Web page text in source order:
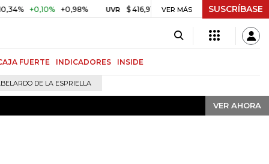
+0,98% UVR $ 416,91 +$ 0,05 +0,01% BITCOIN US$
VER MÁS SUSCRÍBASE
FUERTE INDICADORES INSIDE
DE LA ESPRIELLA
VER AHORA
VER AHORA